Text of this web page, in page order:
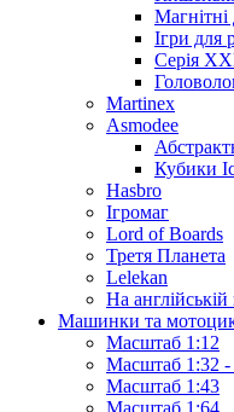
Магнітні
Ігри для
Серія
Martinex
Asmodee
Кубики
Hasbro
Ігромаг
Lord of Boards
Третя Планета
Lelekan
На англійській
Машинки та
Масштаб 1:12
Масштаб 1:32 -
Масштаб 1:43
Масштаб 1:64